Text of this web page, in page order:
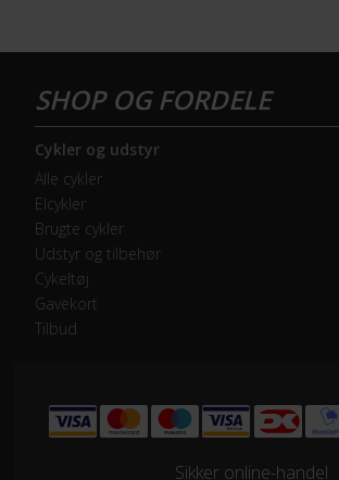
Bagskifter
Drivlinje
Forskifter
Frontklinger
Geartype
Cykler og udstyr
Alle cykler
Elcykler
Brugte cykler
Udstyr og tilbehør
Cykeltøj
Gavekort
Tilbud
Sikker online-handel